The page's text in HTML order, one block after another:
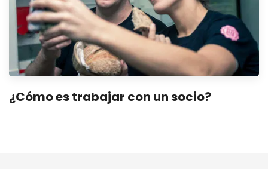
¿Cómo es trabajar con un socio?